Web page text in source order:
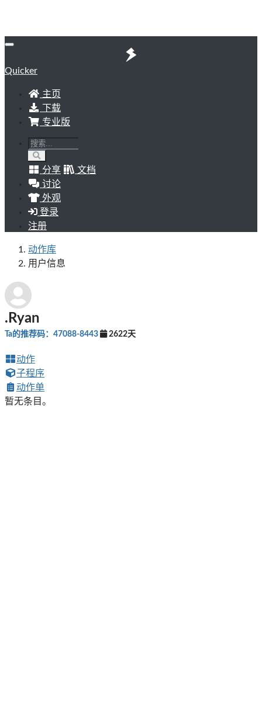
Quicker
主页
下载
专业版
分享
文档
讨论
外观
登录
注册
动作库
用户信息
.Ryan
Ta的推荐码：47088-8443 2622天
动作
子程序
动作单
暂无条目。